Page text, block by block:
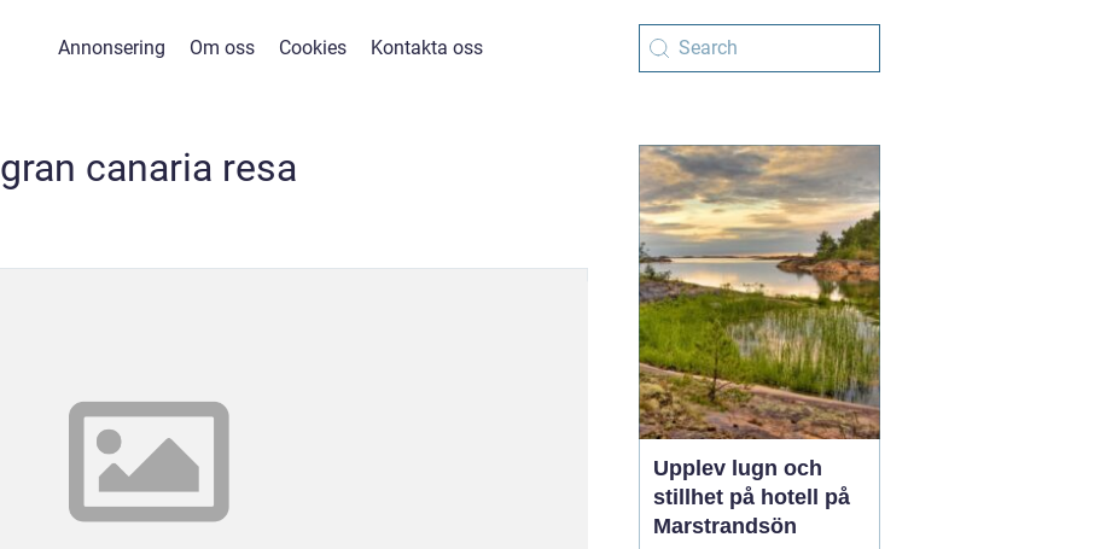
Annonsering Om oss Cookies Kontakta oss
gran canaria resa
Upplev lugn och
stillhet på hotell på
Marstrandsön